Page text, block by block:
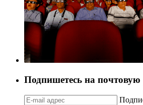
Подпишетесь на почтовую